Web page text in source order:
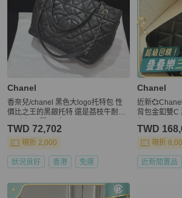
Chanel
香奈兒/chanel 黑色大logo托特包 性
價比之王的黑銀托特 還是荔枝牛耐造
TWD 72,702
現折 2,000
狀況良好 香港 免運
Chanel
近新
背包金釦雙C
TWD
現折
近新閒置品